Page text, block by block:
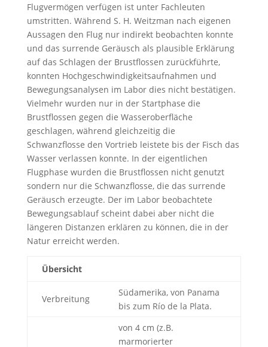
Flugvermögen verfügen ist unter Fachleuten
umstritten. Während S. H. Weitzman nach eigenen
Aussagen den Flug nur indirekt beobachten konnte
und das surrende Geräusch als plausible Erklärung
auf das Schlagen der Brustflossen zurückführte,
konnten Hochgeschwindigkeitsaufnahmen und
Bewegungsanalysen im Labor dies nicht bestätigen.
Vielmehr wurden nur in der Startphase die
Brustflossen gegen die Wasseroberfläche
geschlagen, während gleichzeitig die
Schwanzflosse den Vortrieb leistete bis der Fisch das
Wasser verlassen konnte. In der eigentlichen
Flugphase wurden die Brustflossen nicht genutzt
sondern nur die Schwanzflosse, die das surrende
Geräusch erzeugte. Der im Labor beobachtete
Bewegungsablauf scheint dabei aber nicht die
längeren Distanzen erklären zu können, die in der
Natur erreicht werden.
Übersicht
Verbreitung
Südamerika, von Panama
bis zum Río de la Plata.
von 4 cm (z.B.
marmorierter